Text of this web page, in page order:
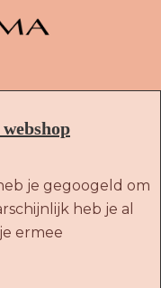
je gegoogeld om
heb je al
ermee